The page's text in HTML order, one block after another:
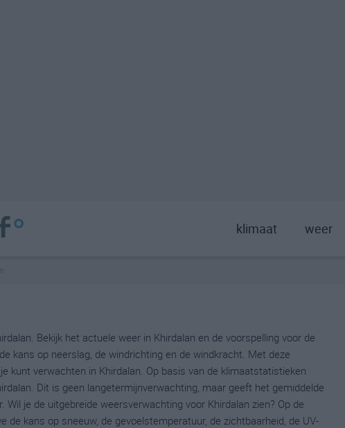
klimaat weer
Bekijk het actuele weer in Khirdalan en de voorspelling voor de
kans op neerslag, de windrichting en de windkracht. Met deze
kunt verwachten in Khirdalan. Op basis van de klimaatstatistieken
Dit is geen langetermijnverwachting, maar geeft het gemiddelde
Wil je de uitgebreide weersverwachting voor Khirdalan zien? Op de
kans op sneeuw, de gevoelstemperatuur, de zichtbaarheid, de UV-